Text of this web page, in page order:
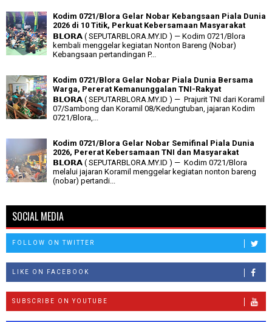
Kodim 0721/Blora Gelar Nobar Kebangsaan Piala Dunia
2026 di 10 Titik, Perkuat Kebersamaan Masyarakat
𝗕𝗟𝗢𝗥𝗔 ( SEPUTARBLORA.MY.ID ) — Kodim 0721/Blora
kembali menggelar kegiatan Nonton Bareng (Nobar)
Kebangsaan pertandingan P...
Kodim 0721/Blora Gelar Nobar Piala Dunia Bersama
Warga, Pererat Kemanunggalan TNI-Rakyat
𝗕𝗟𝗢𝗥𝗔 ( SEPUTARBLORA.MY.ID ) — Prajurit TNI dari Koramil
07/Sambong dan Koramil 08/Kedungtuban, jajaran Kodim
0721/Blora,...
Kodim 0721/Blora Gelar Nobar Semifinal Piala Dunia
2026, Pererat Kebersamaan TNI dan Masyarakat
𝗕𝗟𝗢𝗥𝗔 ( SEPUTARBLORA.MY.ID ) — Kodim 0721/Blora
melalui jajaran Koramil menggelar kegiatan nonton bareng
(nobar) pertandi...
SOCIAL MEDIA
FOLLOW ON TWITTER
LIKE ON FACEBOOK
SUBSCRIBE ON YOUTUBE